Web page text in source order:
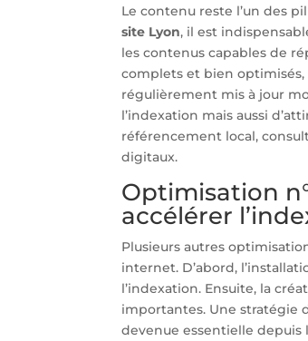
Le contenu reste l’un des
site Lyon, il est
les contenus capables de
complets et bien
régulièrement mis à jour
l’indexation mais aussi
référencement local,
digitaux.
Optimisation
accélérer
Plusieurs autres
internet. D’abord,
l’indexation. Ensuite, la
importantes. Une stratégie
devenue essentielle depuis